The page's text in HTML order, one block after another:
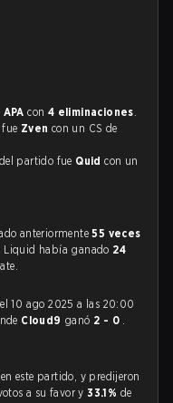
APA con 4 eliminaciones.
Zven con un CS de
partido fue Quid con un
anteriormente55 veces
Liquid había ganado 24
10 ago 2025 a las 20:00
Cloud9 ganó 2 - 0 .
este partido, y predijeron
a su favor y33.1% de